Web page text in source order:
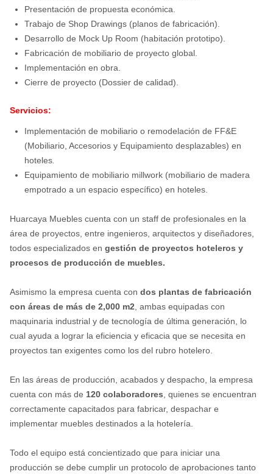
Presentación de propuesta económica.
Trabajo de Shop Drawings (planos de fabricación).
Desarrollo de Mock Up Room (habitación prototipo).
Fabricación de mobiliario de proyecto global.
Implementación en obra.
Cierre de proyecto (Dossier de calidad).
Servicios:
Implementación de mobiliario o remodelación de FF&E
(Mobiliario, Accesorios y Equipamiento desplazables) en
hoteles.
Equipamiento de mobiliario millwork (mobiliario de madera
empotrado a un espacio específico) en hoteles.
Huarcaya Muebles cuenta con un staff de profesionales en la
área de proyectos, entre ingenieros, arquitectos y diseñadores,
todos especializados en gestión de proyectos hoteleros y
procesos de producción de muebles.
Asimismo la empresa cuenta con dos plantas de fabricación
con áreas de más de 2,000 m2 , ambas equipadas con
maquinaria industrial y de tecnología de última generación, lo
cual ayuda a lograr la eficiencia y eficacia que se necesita en
proyectos tan exigentes como los del rubro hotelero.
En las áreas de producción, acabados y despacho, la empresa
cuenta con más de 120 colaboradores , quienes se encuentran
correctamente capacitados para fabricar, despachar e
implementar muebles destinados a la hotelería.
Todo el equipo está concientizado que para iniciar una
producción se debe cumplir un protocolo de aprobaciones tanto